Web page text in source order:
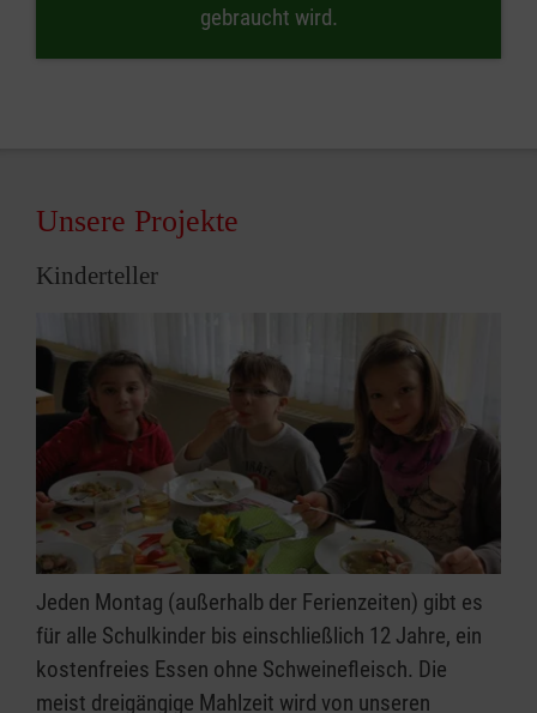
gebraucht wird.
Unsere Projekte
Kinderteller
Jeden Montag (außerhalb der Ferienzeiten) gibt es
für alle Schulkinder bis einschließlich 12 Jahre, ein
kostenfreies Essen ohne Schweinefleisch. Die
meist dreigängige Mahlzeit wird von unseren